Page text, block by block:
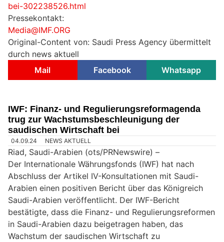
bei-302238526.html
Pressekontakt:
Media@IMF.ORG
Original-Content von: Saudi Press Agency übermittelt
durch news aktuell
Mail
Facebook Whatsapp
IWF: Finanz- und Regulierungsreformagenda
trug zur Wachstumsbeschleunigung der
saudischen Wirtschaft bei
04.09.24 NEWS AKTUELL
Riad, Saudi-Arabien (ots/PRNewswire) –
Der Internationale Währungsfonds (IWF) hat nach
Abschluss der Artikel IV-Konsultationen mit Saudi-
Arabien einen positiven Bericht über das Königreich
Saudi-Arabien veröffentlicht. Der IWF-Bericht
bestätigte, dass die Finanz- und Regulierungsreformen
in Saudi-Arabien dazu beigetragen haben, das
Wachstum der saudischen Wirtschaft zu